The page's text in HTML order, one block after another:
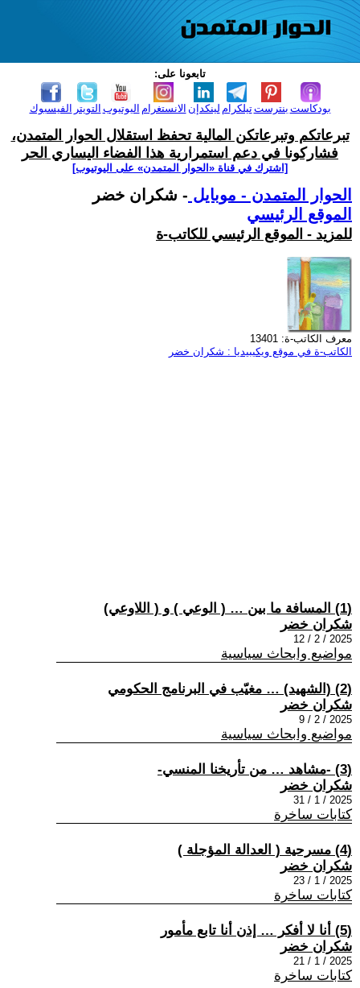
تابعونا على:
الفيسبوك التويتر اليوتيوب الانستغرام لينكدإن تيلكرامبنترست بودكاست
تبرعاتكم وتبرعاتكن المالية تحفظ استقلال الحوار المتمدن،
فشاركونا في دعم استمرارية هذا الفضاء اليساري الحر
[اشترك في قناة ‫«الحوار المتمدن» على اليوتيوب]
الحوار المتمدن - موبايل - شكران خضر
الموقع الرئيسي
للمزيد - الموقع الرئيسي للكاتب-ة
معرف الكاتب-ة: 13401
الكاتب-ة في موقع ويكيبيديا : شكران خضر
(1) المسافة ما بين … ( الوعي ) و ( اللاوعي)
شكران خضر
2025 / 2 / 12
مواضيع وابحاث سياسية
(2) (الشهيد) … مغيّب في البرنامج الحكومي
شكران خضر
2025 / 2 / 9
مواضيع وابحاث سياسية
(3) -مشاهد … من تأريخنا المنسي-
شكران خضر
2025 / 1 / 31
كتابات ساخرة
(4) مسرحية ( العدالة المؤجلة )
شكران خضر
2025 / 1 / 23
كتابات ساخرة
(5) أنا لا أفكر … إذن أنا تابع مأمور
شكران خضر
2025 / 1 / 21
كتابات ساخرة